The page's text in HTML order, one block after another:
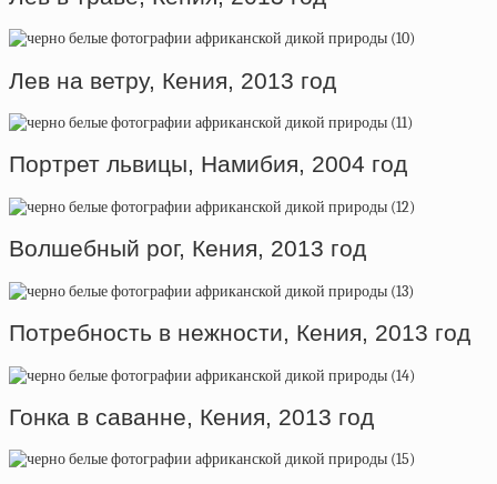
Лев на ветру, Кения, 2013 год
Портрет львицы, Намибия, 2004 год
Волшебный рог, Кения, 2013 год
Потребность в нежности, Кения, 2013 год
Гонка в саванне, Кения, 2013 год